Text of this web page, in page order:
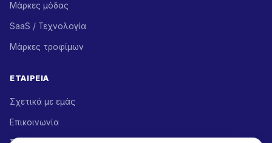
Μάρκες μόδας
SaaS / Τεχνολογία
Μάρκες τροφίμων
ΕΤΑΙΡΕΊΑ
Σχετικά με εμάς
Επικοινωνία